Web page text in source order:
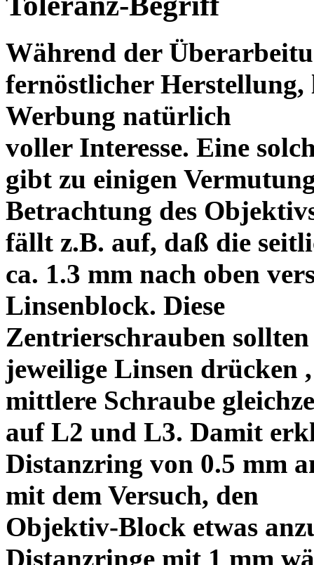
Während der
fernöstlicher Herstellung,
Werbung natürlich
voller Interesse. Eine
gibt zu einigen
Betrachtung des
fällt z.B. auf, daß die
ca. 1.3 mm nach oben
Linsenblock. Diese
Zentrierschrauben
jeweilige Linsen drücken
mittlere Schraube
auf L2 und L3. Damit
Distanzring von 0.5 mm
mit dem Versuch, den
Objektiv-Block etwas
Distanzringe mit 1 mm